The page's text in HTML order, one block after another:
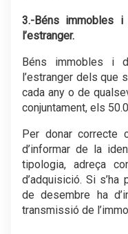
3.-Béns immobles
l’estranger.
Béns immobles i
l’estranger dels que
cada any o de
conjuntament, els
Per donar correcte
d’informar de la
tipologia, adreça
d’adquisició. Si
de desembre ha
transmissió de